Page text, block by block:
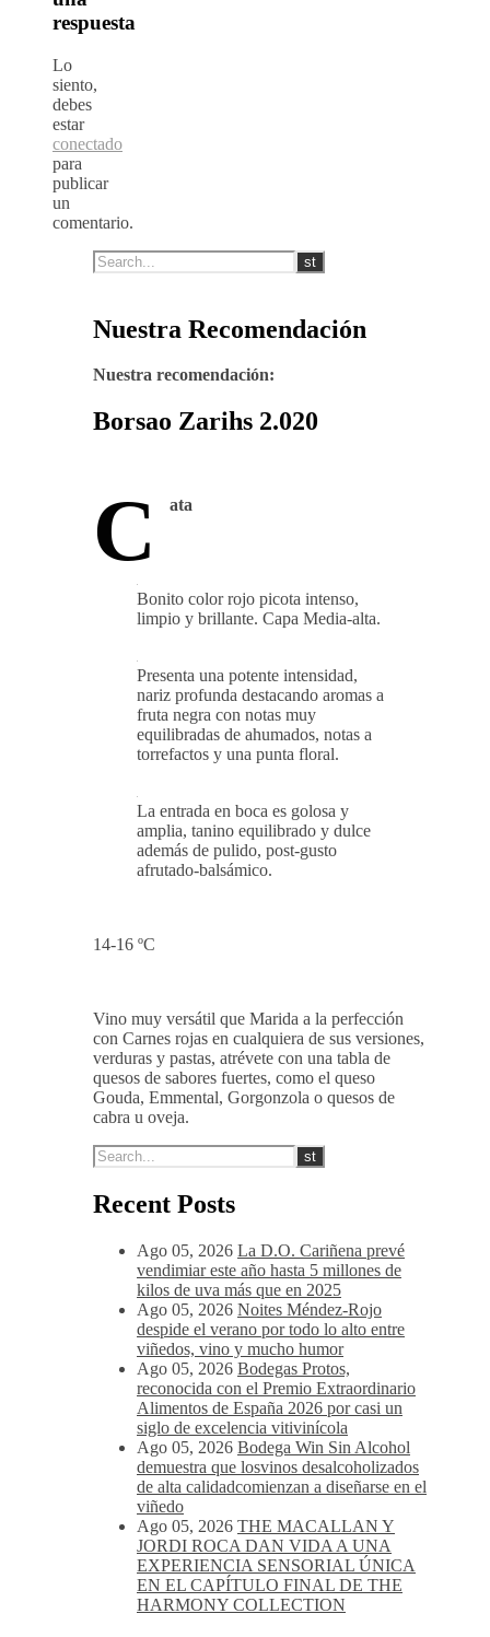
respuesta
Lo
siento,
debes
estar
conectado
para
publicar
un
comentario.
Nuestra Recomendación
Nuestra recomendación:
Borsao Zarihs 2.020
C ata
Bonito color rojo picota intenso,
limpio y brillante. Capa Media-alta.
Presenta una potente intensidad,
nariz profunda destacando aromas a
fruta negra con notas muy
equilibradas de ahumados, notas a
torrefactos y una punta floral.
La entrada en boca es golosa y
amplia, tanino equilibrado y dulce
además de pulido, post-gusto
afrutado-balsámico.
14-16 ºC
Vino muy versátil que Marida a la perfección
con Carnes rojas en cualquiera de sus versiones,
verduras y pastas, atrévete con una tabla de
quesos de sabores fuertes, como el queso
Gouda, Emmental, Gorgonzola o quesos de
cabra u oveja.
Recent Posts
Ago 05, 2026 La D.O. Cariñena prevé
vendimiar este año hasta 5 millones de
kilos de uva más que en 2025
Ago 05, 2026 Noites Méndez-Rojo
despide el verano por todo lo alto entre
viñedos, vino y mucho humor
Ago 05, 2026 Bodegas Protos,
reconocida con el Premio Extraordinario
Alimentos de España 2026 por casi un
siglo de excelencia vitivinícola
Ago 05, 2026 Bodega Win Sin Alcohol
demuestra que losvinos desalcoholizados
de alta calidadcomienzan a diseñarse en el
viñedo
Ago 05, 2026 THE MACALLAN Y
JORDI ROCA DAN VIDA A UNA
EXPERIENCIA SENSORIAL ÚNICA
EN EL CAPÍTULO FINAL DE THE
HARMONY COLLECTION